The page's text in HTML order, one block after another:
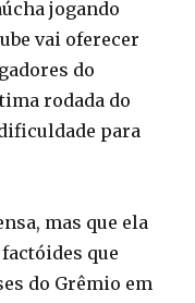
jogando
vai oferecer
do
rodada do
para
mas que ela
que
do Grêmio em